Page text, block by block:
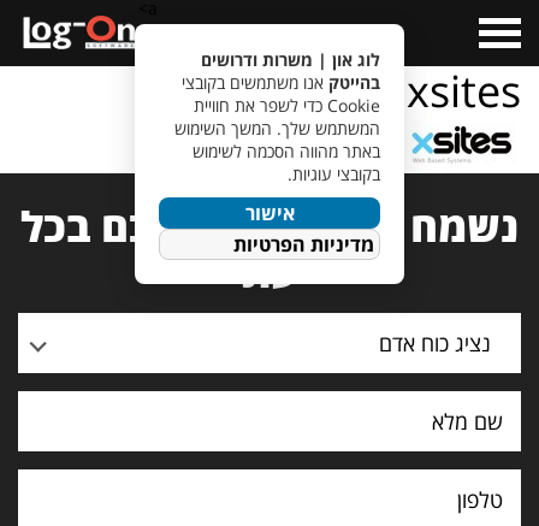
Menu
xsites
נשמח לעמוד לרשותכם בכל
עת
נציג כוח אדם
לוג און | משרות ודרושים
בהייטק אנו משתמשים בקובצי
Cookie כדי לשפר את חוויית
המשתמש שלך. המשך השימוש
באתר מהווה הסכמה לשימוש
בקובצי עוגיות.
אישור
מדיניות הפרטיות